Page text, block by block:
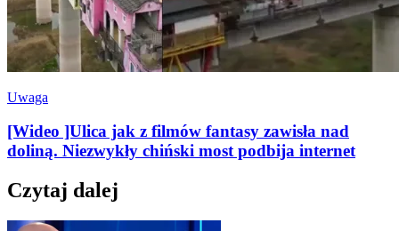
Uwaga
[Wideo ]Ulica jak z filmów fantasy zawisła nad
doliną. Niezwykły chiński most podbija internet
Czytaj dalej